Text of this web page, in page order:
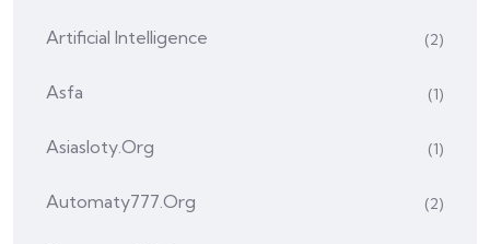
Artificial Intelligence (2)
Asfa (1)
Asiasloty.org (1)
Automaty777.org (2)